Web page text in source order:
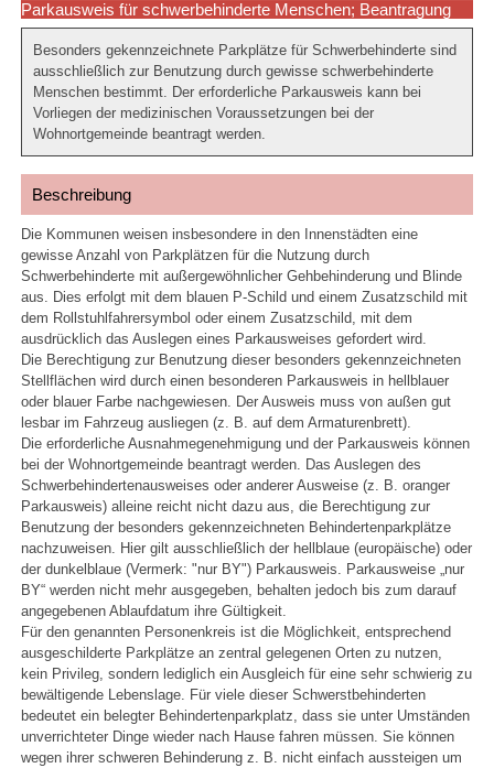
Parkausweis für schwerbehinderte Menschen; Beantragung
Besonders gekennzeichnete Parkplätze für Schwerbehinderte sind
ausschließlich zur Benutzung durch gewisse schwerbehinderte
Menschen bestimmt. Der erforderliche Parkausweis kann bei
Vorliegen der medizinischen Voraussetzungen bei der
Wohnortgemeinde beantragt werden.
Beschreibung
Die Kommunen weisen insbesondere in den Innenstädten eine
gewisse Anzahl von Parkplätzen für die Nutzung durch
Schwerbehinderte mit außergewöhnlicher Gehbehinderung und Blinde
aus. Dies erfolgt mit dem blauen P-Schild und einem Zusatzschild mit
dem Rollstuhlfahrersymbol oder einem Zusatzschild, mit dem
ausdrücklich das Auslegen eines Parkausweises gefordert wird.
Die Berechtigung zur Benutzung dieser besonders gekennzeichneten
Stellflächen wird durch einen besonderen Parkausweis in hellblauer
oder blauer Farbe nachgewiesen. Der Ausweis muss von außen gut
lesbar im Fahrzeug ausliegen (z. B. auf dem Armaturenbrett).
Die erforderliche Ausnahmegenehmigung und der Parkausweis können
bei der Wohnortgemeinde beantragt werden. Das Auslegen des
Schwerbehindertenausweises oder anderer Ausweise (z. B. oranger
Parkausweis) alleine reicht nicht dazu aus, die Berechtigung zur
Benutzung der besonders gekennzeichneten Behindertenparkplätze
nachzuweisen. Hier gilt ausschließlich der hellblaue (europäische) oder
der dunkelblaue (Vermerk: "nur BY") Parkausweis. Parkausweise „nur
BY“ werden nicht mehr ausgegeben, behalten jedoch bis zum darauf
angegebenen Ablaufdatum ihre Gültigkeit.
Für den genannten Personenkreis ist die Möglichkeit, entsprechend
ausgeschilderte Parkplätze an zentral gelegenen Orten zu nutzen,
kein Privileg, sondern lediglich ein Ausgleich für eine sehr schwierig zu
bewältigende Lebenslage. Für viele dieser Schwerstbehinderten
bedeutet ein belegter Behindertenparkplatz, dass sie unter Umständen
unverrichteter Dinge wieder nach Hause fahren müssen. Sie können
wegen ihrer schweren Behinderung z. B. nicht einfach aussteigen um